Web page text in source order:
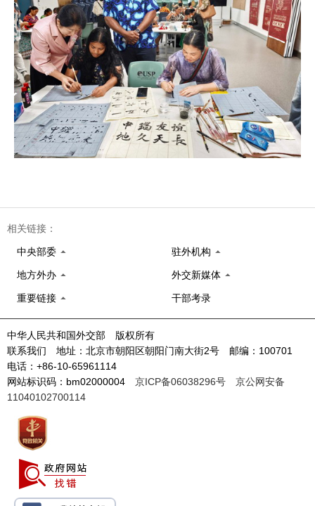
相关链接：
中央部委 驻外机构
地方外办 外交新媒体
重要链接 干部考录
中华人民共和国外交部 版权所有
联系我们 地址：北京市朝阳区朝阳门南大街2号 邮编：100701
电话：+86-10-65961114
网站标识码：bm02000004 京ICP备06038296号
京公网安备
11040102700114